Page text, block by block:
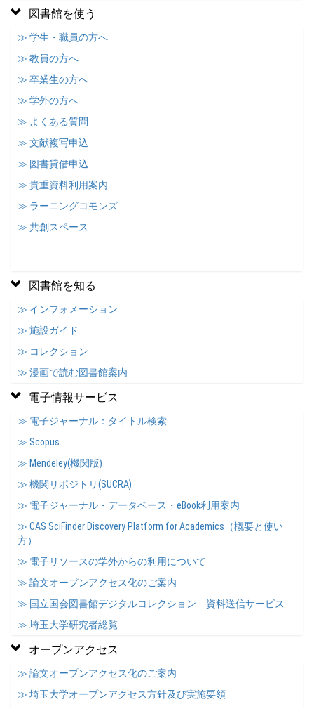
図書館を使う
≫ 学生・職員の方へ
≫ 教員の方へ
≫ 卒業生の方へ
≫ 学外の方へ
≫ よくある質問
≫ 文献複写申込
≫ 図書貸借申込
≫ 貴重資料利用案内
≫ ラーニングコモンズ
≫ 共創スペース
図書館を知る
≫ インフォメーション
≫ 施設ガイド
≫ コレクション
≫ 漫画で読む図書館案内
電子情報サービス
≫ 電子ジャーナル：タイトル検索
≫ Scopus
≫ Mendeley(機関版)
≫ 機関リポジトリ(SUCRA)
≫ 電子ジャーナル・データベース・eBook利用案内
≫ CAS SciFinder Discovery Platform for Academics（概要と使い
方）
≫ 電子リソースの学外からの利用について
≫ 論文オープンアクセス化のご案内
≫ 国立国会図書館デジタルコレクション 資料送信サービス
≫ 埼玉大学研究者総覧
オープンアクセス
≫ 論文オープンアクセス化のご案内
≫ 埼玉大学オープンアクセス方針及び実施要領